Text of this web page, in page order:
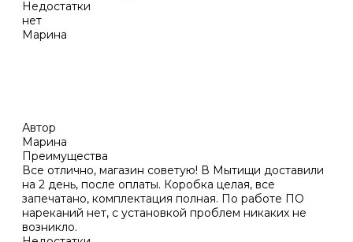
Недостатки
нет
Марина
Автор
Марина
Преимущества
Все отлично, магазин советую! В Мытищи доставили
на 2 день, после оплаты. Коробка целая, все
запечатано, комплектация полная. По работе ПО
нареканий нет, с установкой проблем никаких не
возникло.